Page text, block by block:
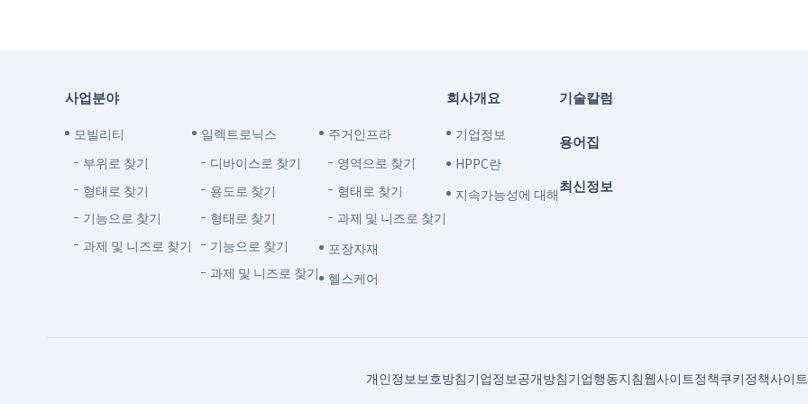
사업분야
모빌리티
부위로 찾기
형태로 찾기
기능으로 찾기
과제 및 니즈로 찾기
일렉트로닉스
디바이스로 찾기
용도로 찾기
형태로 찾기
기능으로 찾기
과제 및 니즈로 찾기
주거인프라
영역으로 찾기
형태로 찾기
과제 및 니즈로 찾기
포장자재
헬스케어
회사개요
기업정보
HPPC란
지속가능성에 대해
기술칼럼
용어집
최신정보
개인정보보호방침기업정보공개방침기업행동지침웹사이트정책쿠키정책사이